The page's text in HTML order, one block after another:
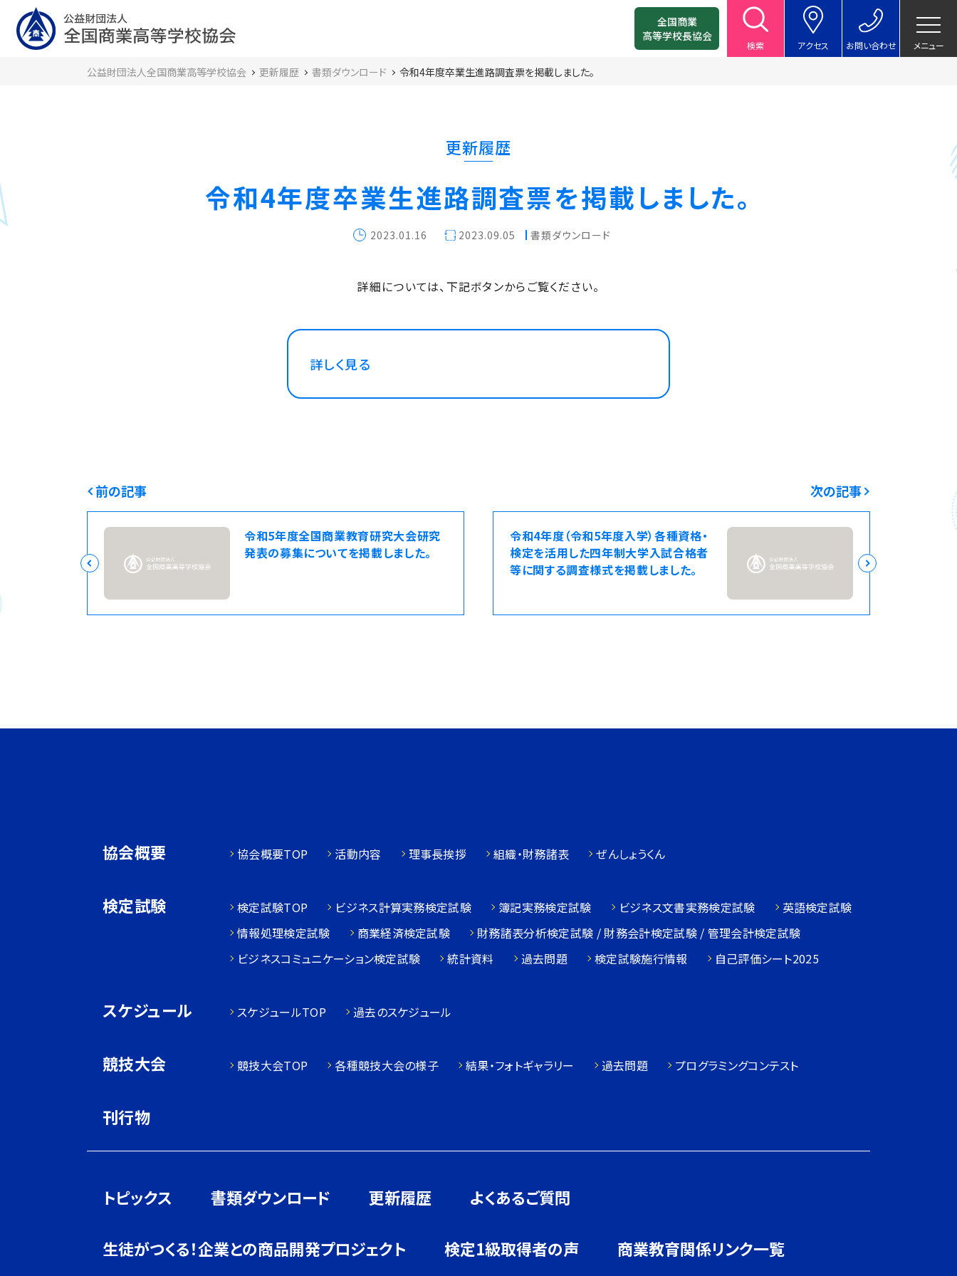
全国商業
高等学校長協会
検索 アクセス お問い合わせ メニュー
公益財団法人全国商業高等学校協会 更新履歴 書類ダウンロード 令和4年度卒業生進路調査票を掲載しました。
更新履歴
令和4年度卒業生進路調査票を掲載しました。
2023.01.16 2023.09.05 書類ダウンロード
詳細については、下記ボタンからご覧ください。
詳しく見る
前の記事
令和5年度全国商業教育研究大会研究
発表の募集についてを掲載しました。
次の記事
令和4年度（令和5年度入学）各種資格・
検定を活用した四年制大学入試合格者
等に関する調査様式を掲載しました。
協会概要 協会概要TOP 活動内容 理事長挨拶 組織・財務諸表 ぜんしょうくん
検定試験 検定試験TOP ビジネス計算実務検定試験 簿記実務検定試験 ビジネス文書実務検定試験
英語検定試験
情報処理検定試験
商業経済検定試験
財務諸表分析検定試験 / 財務会計検定試験 / 管理会計検定試験
ビジネスコミュニケーション検定試験
統計資料 過去問題 検定試験施行情報 自己評価シート2025
スケジュール スケジュールTOP 過去のスケジュール
競技大会 競技大会TOP 各種競技大会の様子 結果・フォトギャラリー 過去問題 プログラミングコンテスト
刊行物
トピックス 書類ダウンロード 更新履歴 よくあるご質問
生徒がつくる！企業との商品開発プロジェクト 検定1級取得者の声 商業教育関係リンク一覧